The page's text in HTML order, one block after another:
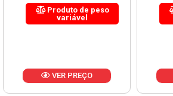
Produto de peso
variável
VER PREÇO